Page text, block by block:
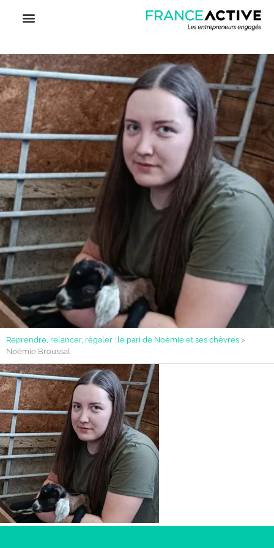
Reprendre, relancer, régaler : le pari de Noémie et ses chèvres >
Noémie Broussal